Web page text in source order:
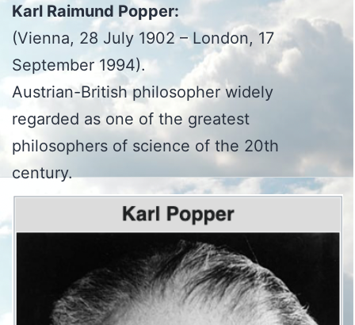
Karl Raimund Popper:
(Vienna, 28 July 1902 – London, 17
September 1994).
Austrian-British philosopher widely
regarded as one of the greatest
philosophers of science of the 20th
century.